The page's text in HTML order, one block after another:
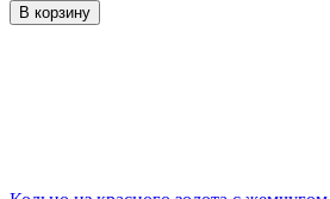
В корзину